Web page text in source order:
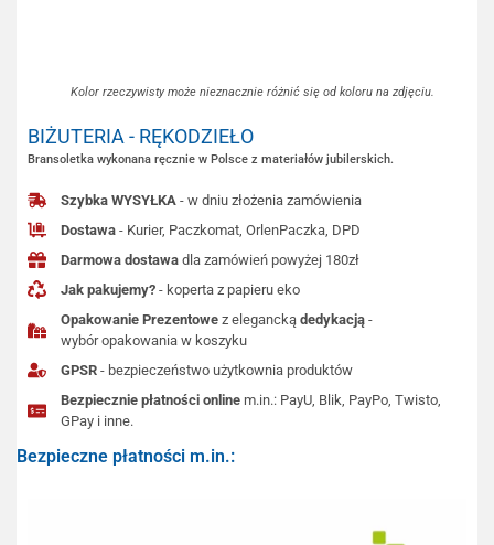
Kolor rzeczywisty może nieznacznie różnić się od koloru na zdjęciu.
BIŻUTERIA - RĘKODZIEŁO
Bransoletka wykonana ręcznie w Polsce z materiałów jubilerskich.
Szybka WYSYŁKA - w dniu złożenia zamówienia
Dostawa - Kurier, Paczkomat, OrlenPaczka, DPD
Darmowa dostawa dla zamówień powyżej 180zł
Jak pakujemy? - koperta z papieru eko
Opakowanie Prezentowe z eleganckądedykacją -
wybór opakowania w koszyku
GPSR - bezpieczeństwo użytkownia produktów
Bezpiecznie płatności online m.in.: PayU, Blik, PayPo, Twisto,
GPay i inne.
Bezpieczne płatności m.in.: